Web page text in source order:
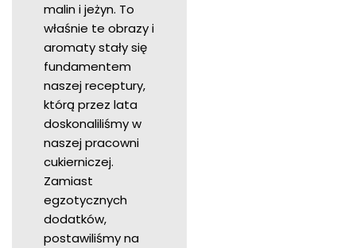
malin i jeżyn. To
właśnie te obrazy i
aromaty stały się
fundamentem
naszej receptury,
którą przez lata
doskonaliliśmy w
naszej pracowni
cukierniczej.
Zamiast
egzotycznych
dodatków,
postawiliśmy na